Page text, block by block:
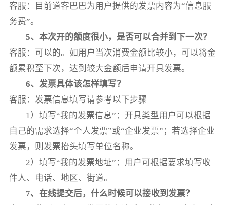
客服：目前道客巴巴为用户提供的发票内容为“信息服
务费”。
5、本次开的额度很小，是否可以合并到下一次？
客服：可以的。如用户当次消费金额比较小，可以将金
额累积至下次，达到较大金额后申请开具发票。
6、发票具体该怎样填写？
客服：发票信息填写请参考以下步骤——
1）填写“我的发票信息”：开具类型用户可以根据
自己的需求选择“个人发票”或“企业发票”；若选择企业
发票，则发票抬头填写单位名称。
2）填写“我的发票地址”：用户可根据要求填写收
件人、电话、地区、街道。
7、在线提交后，什么时候可以接收到发票？